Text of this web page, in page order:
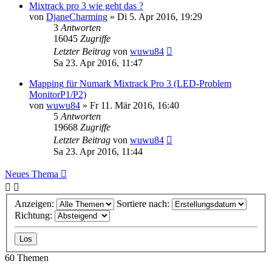
Mixtrack pro 3 wie geht das ?
von DjaneCharming » Di 5. Apr 2016, 19:29
3 Antworten
16045 Zugriffe
Letzter Beitrag von wuwu84
Sa 23. Apr 2016, 11:47
Mapping für Numark Mixtrack Pro 3 (LED-Problem
MonitorP1/P2)
von wuwu84 » Fr 11. Mär 2016, 16:40
5 Antworten
19668 Zugriffe
Letzter Beitrag von wuwu84
Sa 23. Apr 2016, 11:44
Neues Thema
Anzeigen:
Sortiere nach:
Richtung:
60 Themen